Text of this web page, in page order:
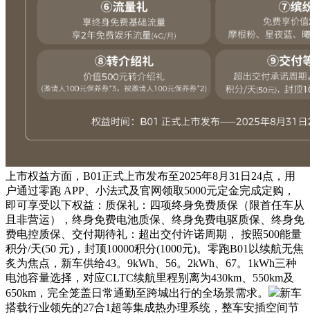
上市权益方面，B01正式上市发布至2025年8月31日24点，用
户通过零跑 APP、小法式及官网领取5000元定金完成定购，
即可享受以下权益：质保礼：四项终身免费质保（限首任车从
且非营运），终身免费电池质保、终身免费电驱质保、终身免
费电控质保、交付期待礼：超出交付许诺周期， 按照500能量
积分/天(50 元)，封顶10000积分(1000元)。零跑B01以续航无焦
炙为焦点，新车供给43。9kWh、56。2kWh、67。1kWh三种
电池容量选择，对应CLTC续航里程别离为430km、550km及
650km，完全笼盖日常通勤至跨城出行的全场景需求。
新车
搭载行业领先的27合1超等集成热办理系统，整车安插空间节